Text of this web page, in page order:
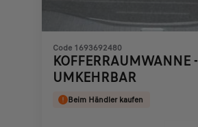
Code 1693692480
KOFFERRAUMWANNE -
UMKEHRBAR
Beim Händler kaufen